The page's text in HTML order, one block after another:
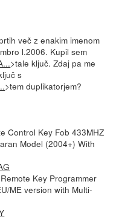
več z enakim imenom
l.2006. Kupil sem
>tale ključ. Zdaj pa me
s
>tem duplikatorjem?
Control Key Fob 433MHZ
Model (2004+) With
Key Programmer
ME version with Multi-